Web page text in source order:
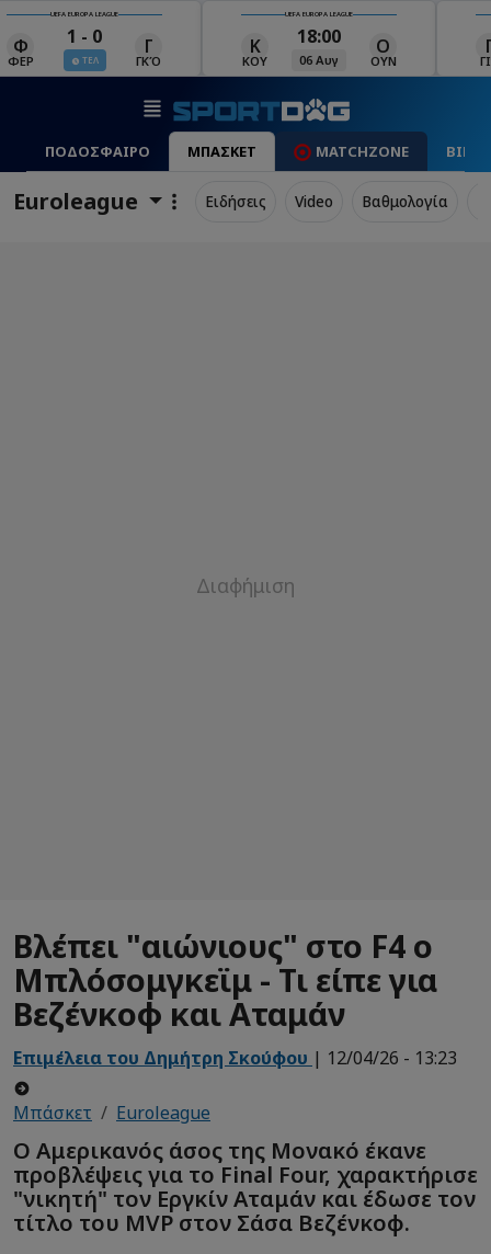
UEFA EUROPA LEAGUE
Κ 18:00
06 Αυγ ΟΥΝ
UEFA EUROPA LEAGUE
ΓΙΑ
19:00
06 Αυγ
Ρ
ΡΈΙ ΜΑΚ
ΠΟΔΟΣΦΑΙΡΟ ΜΠΑΣΚΕΤ MATCHZONE
Euroleague Ειδήσεις Video Βαθμολογία
Βλέπει "αιώνιους" στο F4 ο
Μπλόσομγκεϊμ - Τι είπε για
Βεζένκοφ και Αταμάν
Επιμέλεια του Δημήτρη Σκούφου | 12/04/26 - 13:23
Μπάσκετ Euroleague
Ο Αμερικανός άσος της Μονακό έκανε
προβλέψεις για το Final Four, χαρακτήρισε
"νικητή" τον Εργκίν Αταμάν και έδωσε τον
τίτλο του MVP στον Σάσα Βεζένκοφ.